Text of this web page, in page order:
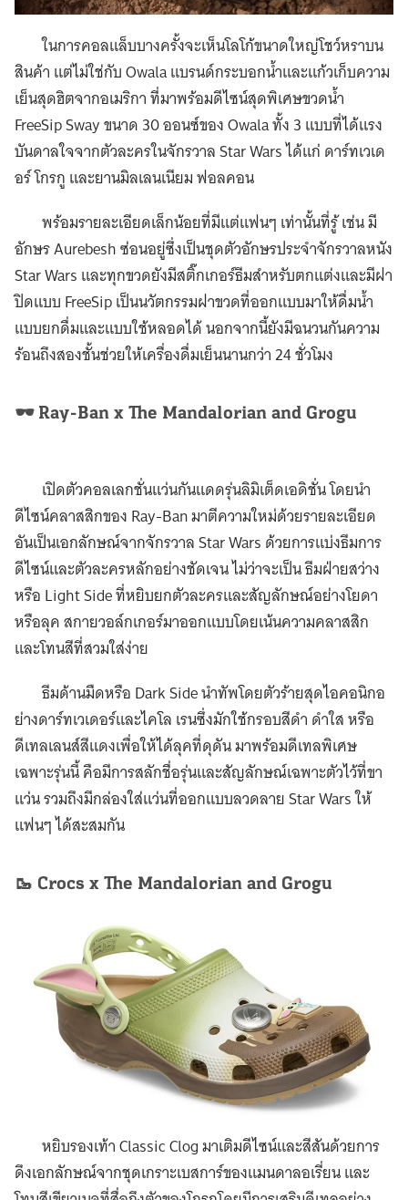
ในการคอลแล็บบางครั้งจะเห็นโลโก้ขนาดใหญ่โชว์หราบน
สินค้า แต่ไม่ใช่กับ Owala แบรนด์กระบอกน้ำและแก้วเก็บความ
เย็นสุดฮิตจากอเมริกา ที่มาพร้อมดีไซน์สุดพิเศษขวดน้ำ
FreeSip Sway ขนาด 30 ออนซ์ของ Owala ทั้ง 3 แบบที่ได้แรง
บันดาลใจจากตัวละครในจักรวาล Star Wars ได้แก่ ดาร์ทเวเด
อร์ โกรกู และยานมิลเลนเนียม ฟอลคอน
พร้อมรายละเอียดเล็กน้อยที่มีแต่แฟนๆ เท่านั้นที่รู้ เช่น มี
อักษร Aurebesh ซ่อนอยู่ซึ่งเป็นชุดตัวอักษรประจำจักรวาลหนัง
Star Wars และทุกขวดยังมีสติ๊กเกอร์ธีมสำหรับตกแต่งและมีฝา
ปิดแบบ FreeSip เป็นนวัตกรรมฝาขวดที่ออกแบบมาให้ดื่มน้ำ
แบบยกดื่มและแบบใช้หลอดได้ นอกจากนี้ยังมีฉนวนกันความ
ร้อนถึงสองชั้นช่วยให้เครื่องดื่มเย็นนานกว่า 24 ชั่วโมง
🕶️ Ray-Ban x The Mandalorian and Grogu
เปิดตัวคอลเลกชั่นแว่นกันแดดรุ่นลิมิเต็ดเอดิชั่น โดยนำ
ดีไซน์คลาสสิกของ Ray-Ban มาตีความใหม่ด้วยรายละเอียด
อันเป็นเอกลักษณ์จากจักรวาล Star Wars ด้วยการแบ่งธีมการ
ดีไซน์และตัวละครหลักอย่างชัดเจน ไม่ว่าจะเป็น ธีมฝ่ายสว่าง
หรือ Light Side ที่หยิบยกตัวละครและสัญลักษณ์อย่างโยดา
หรือลุค สกายวอล์กเกอร์มาออกแบบโดยเน้นความคลาสสิก
และโทนสีที่สวมใส่ง่าย
ธีมด้านมืดหรือ Dark Side นำทัพโดยตัวร้ายสุดไอคอนิกอ
ย่างดาร์ทเวเดอร์และไคโล เรนซึ่งมักใช้กรอบสีดำ ดำใส หรือ
ดีเทลเลนส์สีแดงเพื่อให้ได้ลุคที่ดุดัน มาพร้อมดีเทลพิเศษ
เฉพาะรุ่นนี้ คือมีการสลักชื่อรุ่นและสัญลักษณ์เฉพาะตัวไว้ที่ขา
แว่น รวมถึงมีกล่องใส่แว่นที่ออกแบบลวดลาย Star Wars ให้
แฟนๆ ได้สะสมกัน
🥾 Crocs x The Mandalorian and Grogu
หยิบรองเท้า Classic Clog มาเติมดีไซน์และสีสันด้วยการ
ดึงเอกลักษณ์จากชุดเกราะเบสการ์ของแมนดาลอเรี่ยน และ